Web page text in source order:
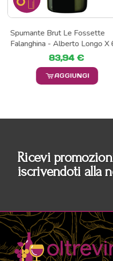
Spumante Brut Le Fossette
Falanghina - Alberto Longo X
83,94 €
AGGIUNGI
Ricevi
iscrivendoti alla